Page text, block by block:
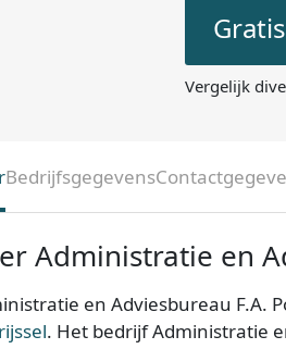
Vergelijk
Bedrijfsgegevens
Administratie en
en Adviesbureau F.A.
. Het bedrijf Administratie